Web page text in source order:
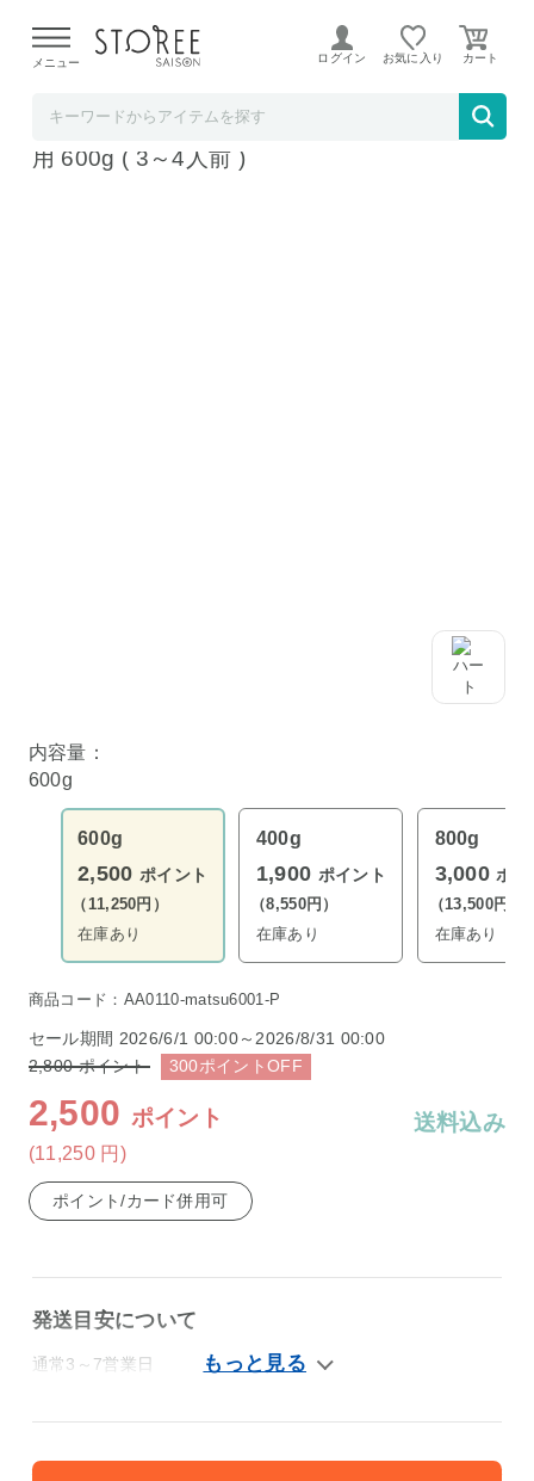
よる配送遅延が発生しております。
メニュー ログイン お気に入り
松阪牛 A5 ウデミスジ すき焼き しゃぶしゃぶ
用 600g ( 3～4人前 )
内容量：
600g
600g
2,500 ポイント
（11,250円）
在庫あり
400g
1,900 ポイント
（8,550円）
在庫あり
800g
3,000 ポ
（13,500円）
在庫あり
商品コード：AA0110-matsu6001-P
セール期間 2026/6/1 00:00～2026/8/31 00:00
2,800ポイント 300ポイントOFF
2,500 ポイント
(11,250 円 )
送料込み
ポイント/カード併用可
発送目安について
通常3～7営業日